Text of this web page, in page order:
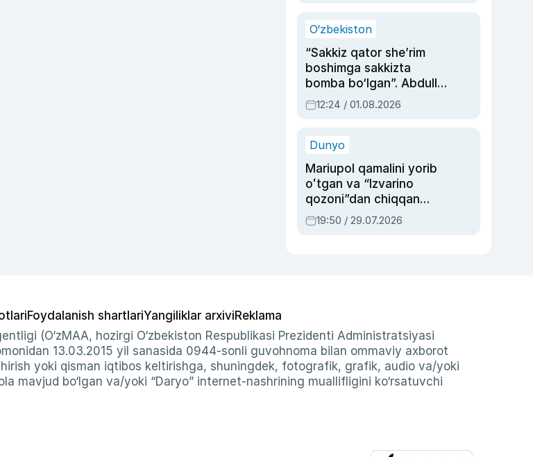
O‘zbekiston
“Sakkiz qator she’rim
boshimga sakkizta
bomba bo‘lgan”. Abdulla
Oripovni siyosiy
ayblovlardan asrab
12:24 / 01.08.2026
Dunyo
Mariupol qamalini yorib
oʻtgan va “Izvarino
qozoni”dan chiqqan
qahramon — Ukraina
armiyasi bosh
19:50 / 29.07.2026
Foydalanish shartlariYangiliklar arxiviReklama
(O‘zMAA, hozirgi O‘zbekiston Respublikasi Prezidenti Administratsiyasi
13.03.2015 yil sanasida 0944-sonli guvohnoma bilan ommaviy axborot
yoki qisman iqtibos keltirishga, shuningdek, fotografik, grafik, audio va/yoki
mavjud bo‘lgan va/yoki “Daryo” internet-nashrining muallifligini ko‘rsatuvchi